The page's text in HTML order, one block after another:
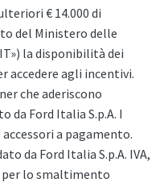
€ 14.000 di
del Ministero delle
la disponibilità dei
accedere agli incentivi.
che aderiscono
da Ford Italia S.p.A. I
a pagamento.
da Ford Italia S.p.A. IVA,
per lo smaltimento